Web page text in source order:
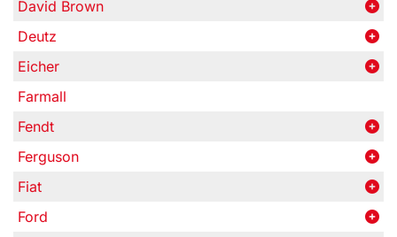
David Brown
Deutz
Eicher
Farmall
Fendt
Ferguson
Fiat
Ford